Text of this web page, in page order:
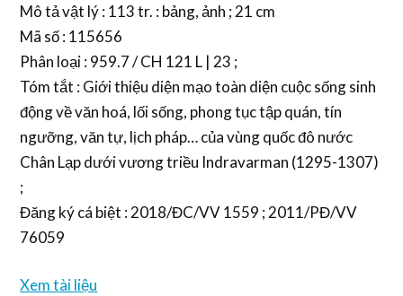
Mô tả vật lý : 113 tr. : bảng, ảnh ; 21 cm
Mã số : 115656
Phân loại : 959.7 / CH 121 L | 23 ;
Tóm tắt : Giới thiệu diện mạo toàn diện cuộc sống sinh
động về văn hoá, lối sống, phong tục tập quán, tín
ngưỡng, văn tự, lịch pháp… của vùng quốc đô nước
Chân Lạp dưới vương triều Indravarman (1295-1307)
;
Đăng ký cá biệt : 2018/ĐC/VV 1559 ; 2011/PĐ/VV
76059
Xem tài liệu